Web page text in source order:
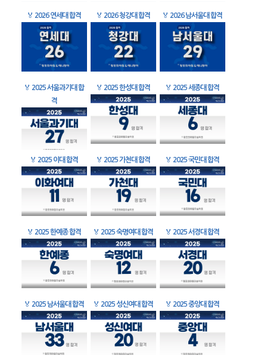
🏅 2026 연세대 합격 🏅 2026 청강대 합격 🏅 2026 남서울대 합격
🏅 2025 서울과기대 합
격
🏅 2025 한성대 합격 🏅 2025 세종대 합격
🏅 2025 이대 합격 🏅 2025 가천대 합격 🏅 2025 국민대 합격
🏅 2025 한예종 합격 🏅 2025 숙명여대 합격 🏅 2025 서경대 합격
🏅 2025 남서울대 합격 🏅 2025 성신여대 합격 🏅 2025 중앙대 합격